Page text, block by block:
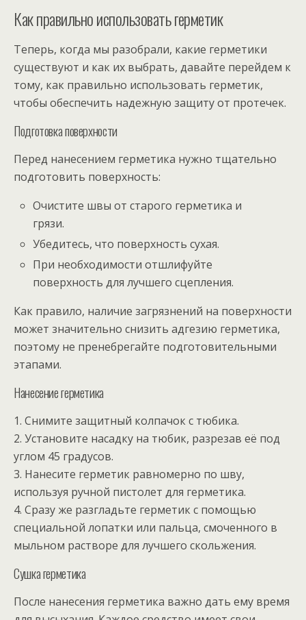
Как правильно использовать герметик
Теперь, когда мы разобрали, какие герметики
существуют и как их выбрать, давайте перейдем к
тому, как правильно использовать герметик,
чтобы обеспечить надежную защиту от протечек.
Подготовка поверхности
Перед нанесением герметика нужно тщательно
подготовить поверхность:
Очистите швы от старого герметика и
грязи.
Убедитесь, что поверхность сухая.
При необходимости отшлифуйте
поверхность для лучшего сцепления.
Как правило, наличие загрязнений на поверхности
может значительно снизить адгезию герметика,
поэтому не пренебрегайте подготовительными
этапами.
Нанесение герметика
1. Снимите защитный колпачок с тюбика.
2. Установите насадку на тюбик, разрезав её под
углом 45 градусов.
3. Нанесите герметик равномерно по шву,
используя ручной пистолет для герметика.
4. Сразу же разгладьте герметик с помощью
специальной лопатки или пальца, смоченного в
мыльном растворе для лучшего скольжения.
Сушка герметика
После нанесения герметика важно дать ему время